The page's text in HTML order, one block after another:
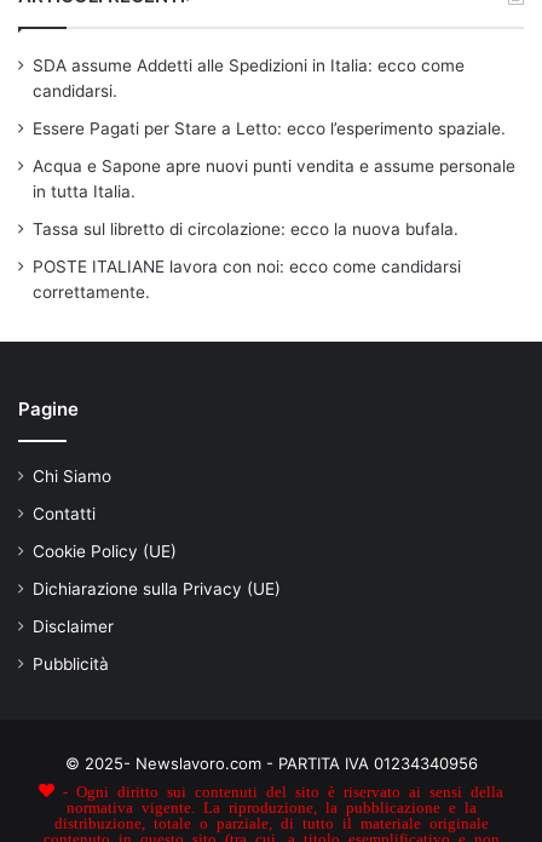
SDA assume Addetti alle Spedizioni in Italia: ecco come
candidarsi.
Essere Pagati per Stare a Letto: ecco l’esperimento spaziale.
Acqua e Sapone apre nuovi punti vendita e assume personale
in tutta Italia.
Tassa sul libretto di circolazione: ecco la nuova bufala.
POSTE ITALIANE lavora con noi: ecco come candidarsi
correttamente.
Pagine
Chi Siamo
Contatti
Cookie Policy (UE)
Dichiarazione sulla Privacy (UE)
Disclaimer
Pubblicità
© 2025- Newslavoro.com - PARTITA IVA 01234340956
- Ogni diritto sui contenuti del sito è riservato ai sensi della
normativa vigente. La riproduzione, la pubblicazione e la
distribuzione, totale o parziale, di tutto il materiale originale
contenuto in questo sito (tra cui, a titolo esemplificativo e non